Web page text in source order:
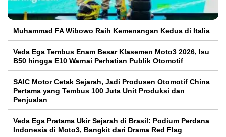
Muhammad FA Wibowo Raih Kemenangan Kedua di Italia
Veda Ega Tembus Enam Besar Klasemen Moto3 2026, Isu
B50 hingga E10 Warnai Perhatian Publik Otomotif
SAIC Motor Cetak Sejarah, Jadi Produsen Otomotif China
Pertama yang Tembus 100 Juta Unit Produksi dan
Penjualan
Veda Ega Pratama Ukir Sejarah di Brasil: Podium Perdana
Indonesia di Moto3, Bangkit dari Drama Red Flag